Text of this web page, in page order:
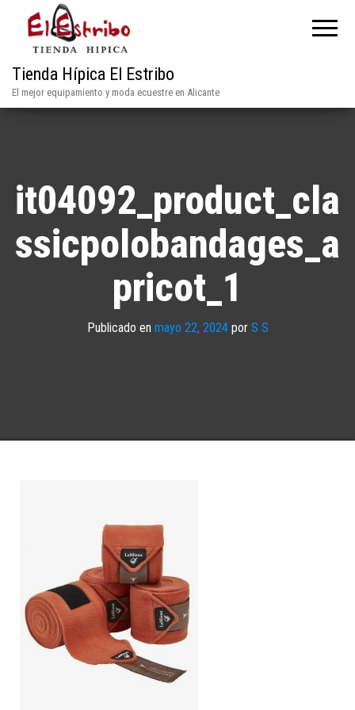
Tienda Hípica El Estribo
El mejor equipamiento y moda ecuestre en Alicante
it04092_product_cla
ssicpolobandages_a
pricot_1
Publicado en mayo 22, 2024por S S